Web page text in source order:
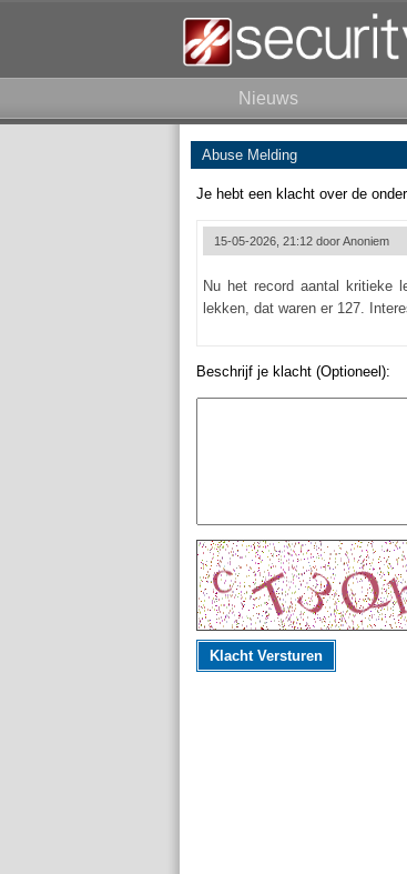
Nieuws
Abuse Melding
Je hebt een klacht over de
15-05-2026, 21:12 doorAnoniem
Nu het record aantal kritieke
lekken, dat waren er 127.
Beschrijf je klacht (Optioneel):
Klacht Versturen